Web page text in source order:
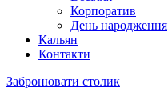
Корпоратив
День народження
Кальян
Контакти
Забронювати столик